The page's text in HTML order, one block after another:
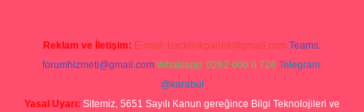
Reklam ve İletişim: E-mail: backlinkpaneli@gmail.com Teams:
forumhizmeti@gmail.com Whatsapp: 0262 606 0 726 Telegram:
@karabul
Yasal Uyarı: Sitemiz, 5651 Sayılı Kanun gereğince Bilgi Teknolojileri ve